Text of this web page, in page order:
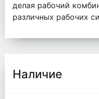
делая рабочий
различных рабочих
Наличие